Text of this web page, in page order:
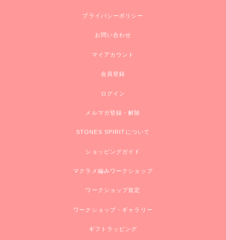
プライバシーポリシー
お問い合わせ
マイアカウント
会員登録
ログイン
メルマガ登録・解除
STONES SPIRITについて
ショッピングガイド
マクラメ編みワークショップ
ワークショップ規定
ワークショップ・ギャラリー
ギフトラッピング